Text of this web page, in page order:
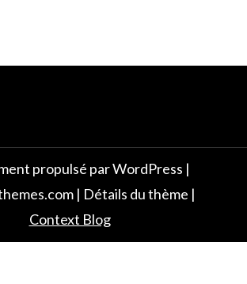
propulsé par WordPress |
| Détails du thème |
Context Blog